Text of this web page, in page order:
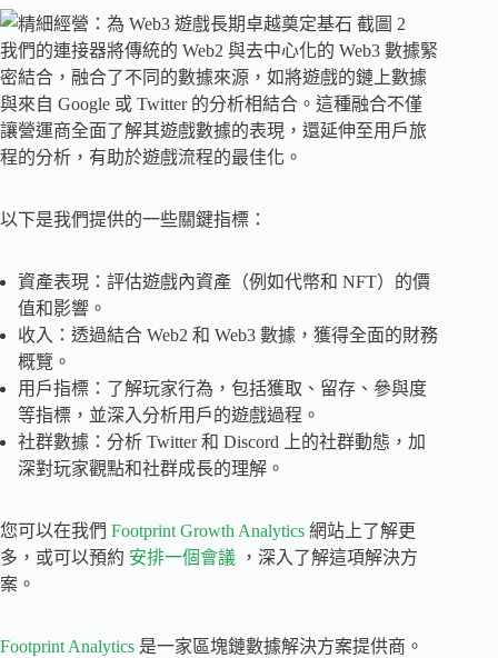
我們的連接器將傳統的 Web2 與去中心化的 Web3 數據緊
密結合，融合了不同的數據來源，如將遊戲的鏈上數據
與來自 Google 或 Twitter 的分析相結合。這種融合不僅
讓營運商全面了解其遊戲數據的表現，還延伸至用戶旅
程的分析，有助於遊戲流程的最佳化。
以下是我們提供的一些關鍵指標：
資產表現：評估遊戲內資產（例如代幣和 NFT）的價
值和影響。
收入：透過結合 Web2 和 Web3 數據，獲得全面的財務
概覽。
用戶指標：了解玩家行為，包括獲取、留存、參與度
等指標，並深入分析用戶的遊戲過程。
社群數據：分析 Twitter 和 Discord 上的社群動態，加
深對玩家觀點和社群成長的理解。
您可以在我們 Footprint Growth Analytics 網站上了解更
多，或可以預約 安排一個會議 ，深入了解這項解決方
案。
Footprint Analytics 是一家區塊鏈數據解決方案提供商。